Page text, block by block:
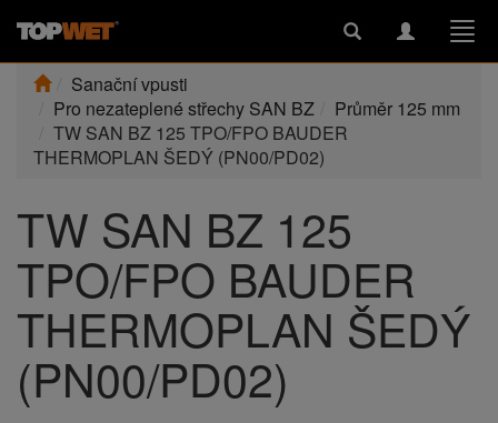
Toggle
Toggle
Sanační vpusti
Pro nezateplené střechy SAN BZ
Průměr 125 mm
TW SAN BZ 125 TPO/FPO BAUDER
THERMOPLAN ŠEDÝ (PN00/PD02)
TW SAN BZ 125
TPO/FPO BAUDER
THERMOPLAN ŠEDÝ
(PN00/PD02)